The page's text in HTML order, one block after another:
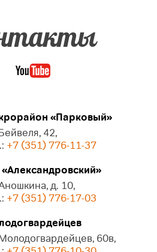
«Парковый»
42,
+7 (351) 776-11-37
д. 10,
+7 (351) 776-17-03
60в,